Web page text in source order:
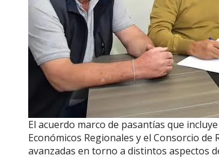
El acuerdo marco de pasantías que
Económicos Regionales y el Consorcio
avanzadas en torno a distintos aspectos